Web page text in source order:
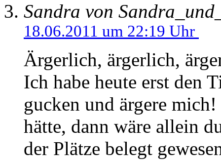
Sandra von
18.06.2011 um 22:19 Uhr
Ärgerlich, ärgerlich,
Ich habe heute erst den
gucken und ärgere
hätte, dann wäre allein
der Plätze belegt